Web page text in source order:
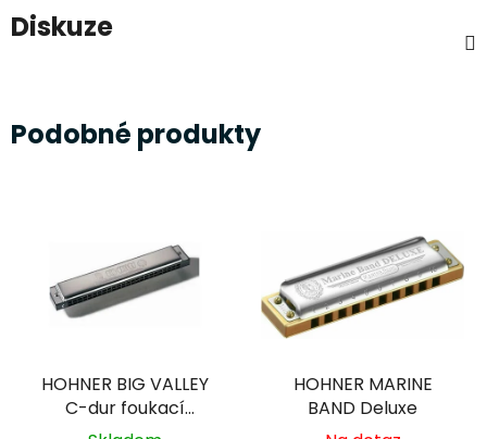
Diskuze
Podobné produkty
HOHNER BIG VALLEY
C-dur foukací
harmonika
HOHNER MARINE
BAND Deluxe